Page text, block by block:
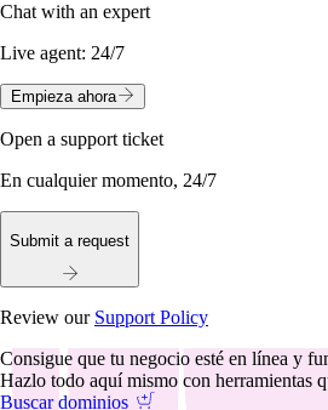
Chat with an expert
Live agent: 24/7
Empieza ahora
Open a support ticket
En cualquier momento, 24/7
Submit a request
Review our Support Policy
Consigue que tu negocio esté en línea y
Hazlo todo aquí mismo con herramientas
Buscar dominios